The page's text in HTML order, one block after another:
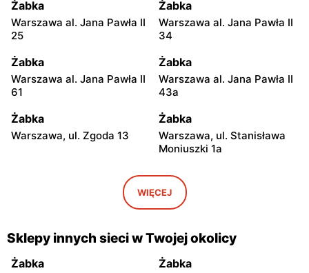
Żabka
Warszawa al. Jana Pawła II
25
Żabka
Warszawa al. Jana Pawła II
34
Żabka
Warszawa al. Jana Pawła II
61
Żabka
Warszawa al. Jana Pawła II
43a
Żabka
Warszawa, ul. Zgoda 13
Żabka
Warszawa, ul. Stanisława
Moniuszki 1a
Świętokrzyska 0 Stacja
Żabka
Warszawa, ul. Grzybowska
5
Żabka
Łódź, ul. Żurawia 14
Żabka
Warszawa, ul. Żurawia 18
WIĘCEJ
Sklepy innych sieci w Twojej okolicy
Żabka Żabka